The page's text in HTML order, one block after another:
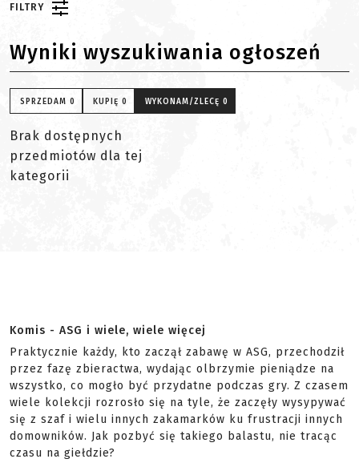
FILTRY
Wyniki wyszukiwania ogłoszeń
SPRZEDAM 0 KUPIĘ 0 WYKONAM/ZLECĘ 0
Brak dostępnych
przedmiotów dla tej
kategorii
Komis - ASG i wiele, wiele więcej
Praktycznie każdy, kto zaczął zabawę w ASG, przechodził
przez fazę zbieractwa, wydając olbrzymie pieniądze na
wszystko, co mogło być przydatne podczas gry. Z czasem
wiele kolekcji rozrosło się na tyle, że zaczęły wysypywać
się z szaf i wielu innych zakamarków ku frustracji innych
domowników. Jak pozbyć się takiego balastu, nie tracąc
czasu na giełdzie?